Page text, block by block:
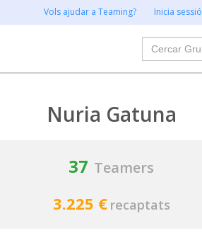
Vols ajudar a Teaming? Inicia sessió
Cercar
Nuria Gatuna
37 Teamers
3.225 € recaptats